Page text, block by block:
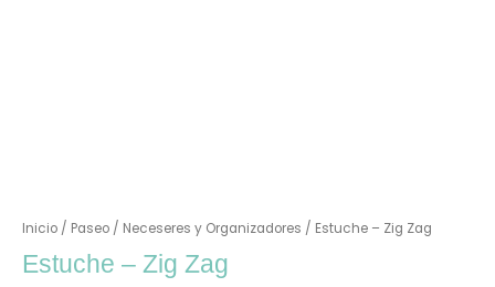
Inicio/ Paseo/ Neceseres y Organizadores / Estuche – Zig Zag
Estuche – Zig Zag